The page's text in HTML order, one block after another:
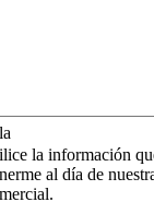
la información
al día de